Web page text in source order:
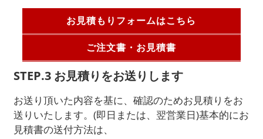
お見積もりフォームはこちら
ご注文書・お見積書
STEP.3 お見積りをお送りします
お送り頂いた内容を基に、確認のためお見積りをお
送りいたします。(即日または、翌営業日)基本的にお
見積書の送付方法は、